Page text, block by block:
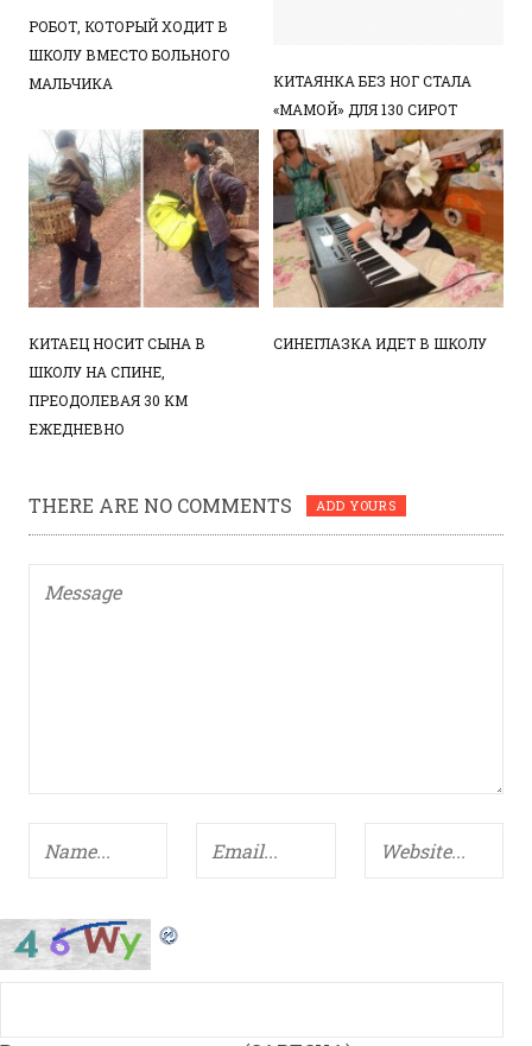
РОБОТ, КОТОРЫЙ ХОДИТ В
ШКОЛУ ВМЕСТО БОЛЬНОГО
МАЛЬЧИКА
КИТАЯНКА БЕЗ НОГ СТАЛА
«МАМОЙ» ДЛЯ 130 СИРОТ
КИТАЕЦ НОСИТ СЫНА В
ШКОЛУ НА СПИНЕ,
ПРЕОДОЛЕВАЯ 30 КМ
ЕЖЕДНЕВНО
СИНЕГЛАЗКА ИДЕТ В ШКОЛУ
THERE ARE NO COMMENTS ADD YOURS